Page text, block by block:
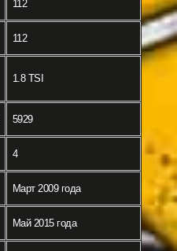
112
112
1.8 TSI
5929
4
Март 2009 года
Май 2015 года